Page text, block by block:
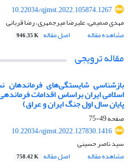
10.22034/qjmst.2022.105874.1267
مهدی صمیمی، علیرضا میرجمهری، رضا قربانی
مشاهده مقاله
اصل مقاله 946.35 K
مقاله ترویجی
بازشناسی شایستگی‌های
اسلامی ایران براساس اقدامات
پایان سال اول جنگ ایران و عراق)
صفحه49-75
10.22034/qjmst.2022.127830.1416
سید ناصر حسینی
مشاهده مقاله
اصل مقاله 758.42 K